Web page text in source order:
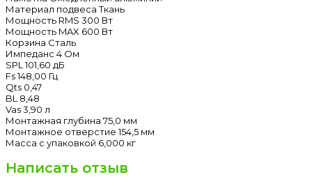
Материал подвеса Ткань
Мощность RMS 300 Вт
Мощность MAX 600 Вт
Корзина Сталь
Импеданс 4 Ом
SPL 101,60 дБ
Fs 148,00 Гц
Qts 0,47
BL 8,48
Vas 3,90 л
Монтажная глубина 75,0 мм
Монтажное отверстие 154,5 мм
Масса с упаковкой 6,000 кг
Написать отзыв